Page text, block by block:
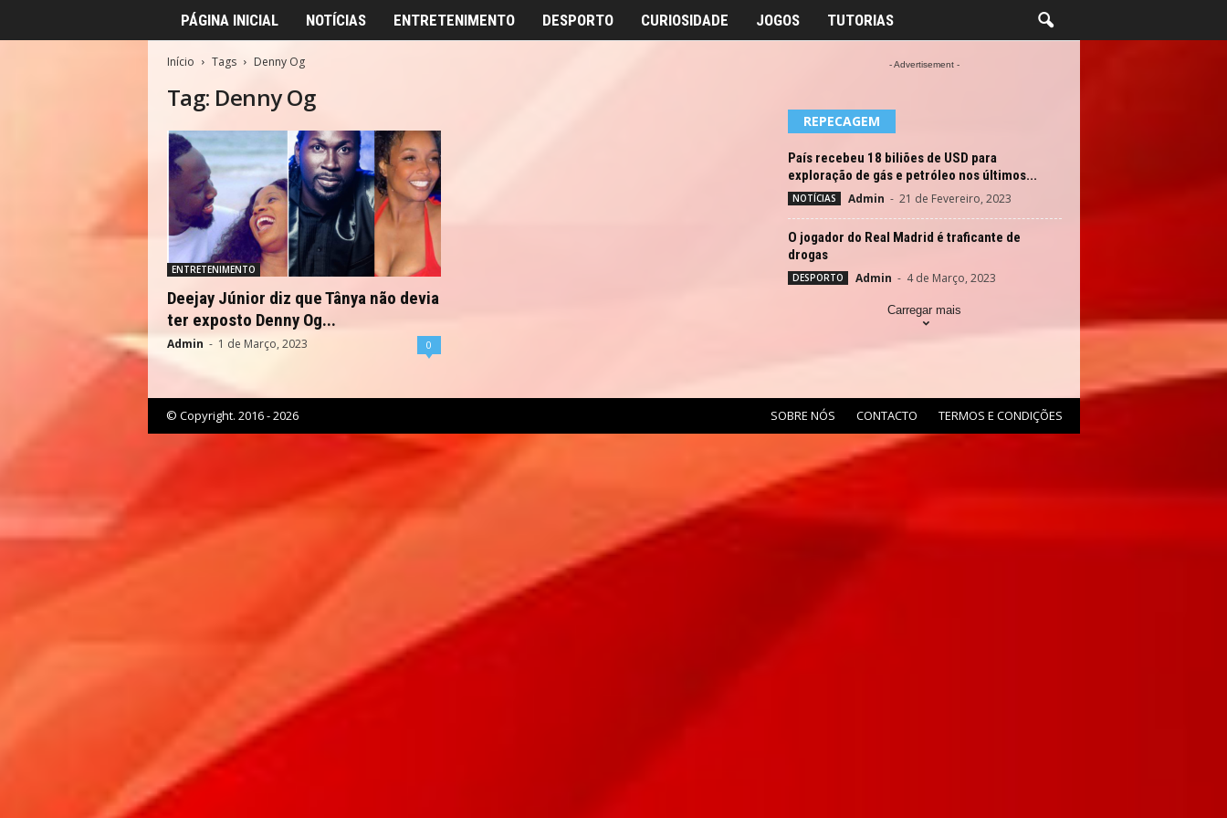
PÁGINA INICIAL NOTÍCIAS ENTRETENIMENTO DESPORTO CURIOSIDADE JOGOS TUTORIAS
Início Tags Denny Og
Tag: Denny Og
ENTRETENIMENTO
Deejay Júnior diz que Tânya não devia
ter exposto Denny Og...
Admin - 1 de Março, 2023 0
- Advertisement -
REPECAGEM
País recebeu 18 biliões de USD para
exploração de gás e petróleo nos últimos...
NOTÍCIAS Admin - 21 de Fevereiro, 2023
O jogador do Real Madrid é traficante de
drogas
DESPORTO Admin - 4 de Março, 2023
Carregar mais
SOBRE NÓS CONTACTO TERMOS E CONDIÇÕES
© Copyright. 2016 - 2026